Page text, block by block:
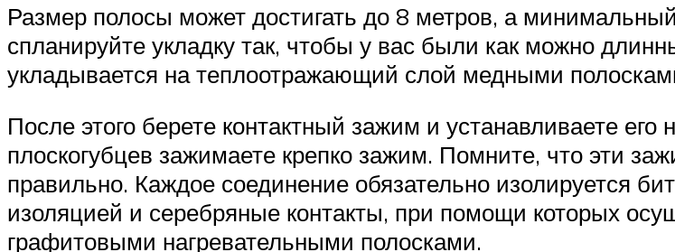
Размер полосы может достигать до 8 метров, а
спланируйте укладку так, чтобы у вас были как можно
укладывается на теплоотражающий слой медными
После этого берете контактный зажим и устанавливаете
плоскогубцев зажимаете крепко зажим. Помните, что эти
правильно. Каждое соединение обязательно изолируется
изоляцией и серебряные контакты, при помощи которых
графитовыми нагревательными полосками.